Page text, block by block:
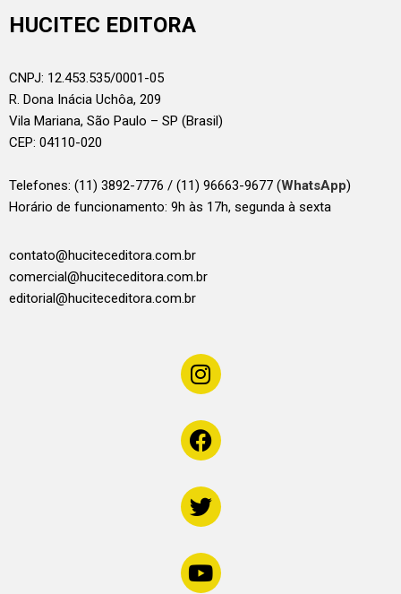
HUCITEC EDITORA
CNPJ: 12.453.535/0001-05
R. Dona Inácia Uchôa, 209
Vila Mariana, São Paulo – SP (Brasil)
CEP: 04110-020
Telefones: (11) 3892-7776 / (11) 96663-9677 (WhatsApp)
Horário de funcionamento: 9h às 17h, segunda à sexta
contato@huciteceditora.com.br
comercial@huciteceditora.com.br
editorial@huciteceditora.com.br